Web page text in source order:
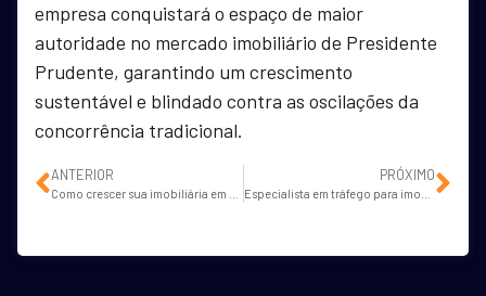
empresa conquistará o espaço de maior
autoridade no mercado imobiliário de Presidente
Prudente, garantindo um crescimento
sustentável e blindado contra as oscilações da
concorrência tradicional.
ANTERIOR PRÓXIMO